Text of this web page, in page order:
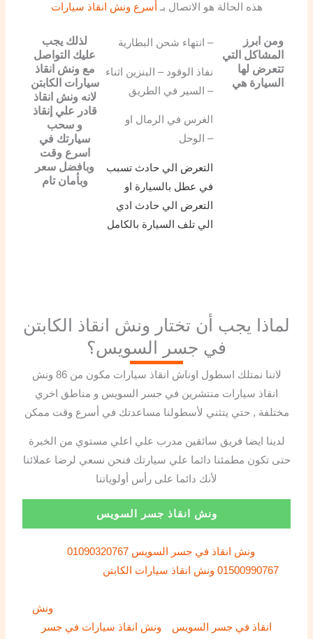
هذه الحالة هو الاتصال بـ أسرع ونش انقاذ سيارات
ومن ابرز
المشاكل التي
تتعرض لها
السيارة هي
انتهاء شحن البطارية –
نفاذ الوقود – البنزين اثناء
السير في الطريق –
الغرس في الرمال او
الوحل –
التعرض الي حادث تسبب
في عطل بالسيارة او
التعرض الي حادث ادي
الي تلف السيارة بالكامل
لذلك يجب
عليك التواصل
مع ونش انقاذ
سيارات الكابتن
لانه ونش انقاذ
قادر علي إنقاذ
و سحب
سيارتك في
اسرع وقت
وبافضل سعر
وبأمان تام
لماذا يجب أن تختار ونش انقاذ الكابتن
في جسر السويس؟
لاننا نمتلك اسطول اوناش انقاذ سيارات مكون من 86 ونش
انقاذ سيارات منتشرين في جسر السويس و مناطق اخري
مختلفة , حتي يتثني لأسطولنا مساعدتك في أسرع وقت ممكن
لدينا ايضا فريق سائقين مدرب علي اعلي مستوي من الخبرة
حتى تكون مطمئنا دائما علي سيارتك فنحن نسعي لرضا عملائنا
لأنك دائما على رأس أولوياتنا
ونش انقاذ جسر السويس
ونش انقاذ في جسر السويس 01090320767
01500990767 ونش انقاذ سيارات الكابتن
ونش
انقاذ في جسر السويس
ونش انقاذ سيارات في جسر